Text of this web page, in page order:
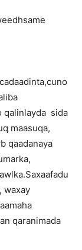
qalinlayda sida
maasuqa,
qaadanaya
waxay
qaranimada